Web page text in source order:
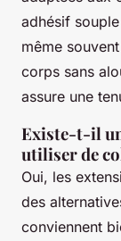
adhésif
même
corps sans
assure une
Existe-t-il
utiliser de
Oui, les
des
conviennent